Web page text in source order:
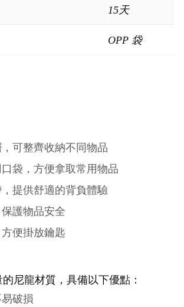
15天
OPP 袋
可整齊收納不同物品
袋，方便拿取常用物品
提供舒適的背負體驗
護物品安全
便掛放鑰匙
尼龍材質，具備以下優點：
破損